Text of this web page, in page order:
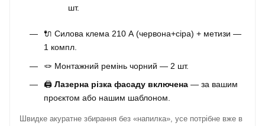
шт.
🔌 Силова клема 210 А (червона+сіра) + метизи —
1 компл.
🪢 Монтажний ремінь чорний — 2 шт.
🖨️ Лазерна різка фасаду включена— за вашим
проєктом або нашим шаблоном.
Швидке акуратне збирання без «напилка», усе потрібне вже в